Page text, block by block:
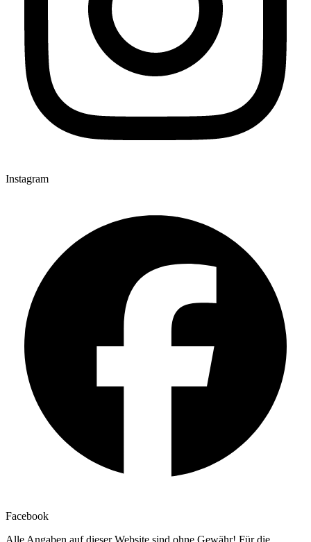
Instagram
Facebook
Alle Angaben auf dieser Website sind ohne Gewähr! Für die